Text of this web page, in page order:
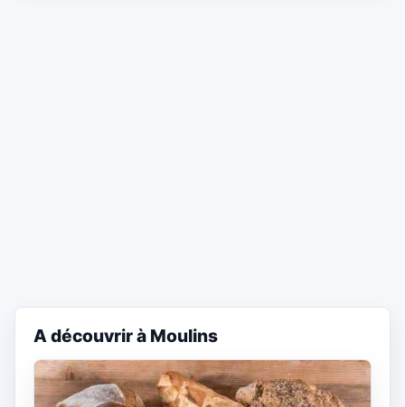
A découvrir à Moulins